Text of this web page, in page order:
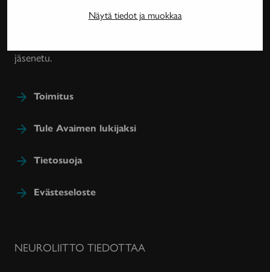
Näytä tiedot ja muokkaa
sairastavien sosiaaliturvasta. Avain-lehteä julkaisee
jäsenetu.
Toimitus
Tule Avaimen lukijaksi
Tietosuoja
Evästeseloste
NEUROLIITTO TIEDOTTAA